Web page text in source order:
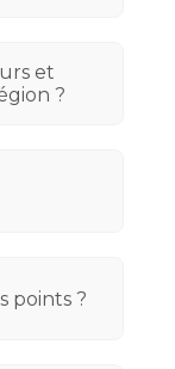
et
?
points ?